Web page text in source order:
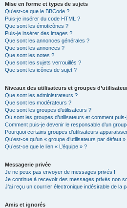
Mise en forme et types de sujets
Qu’est-ce que le BBCode ?
Puis-je insérer du code HTML ?
Que sont les émoticônes ?
Puis-je insérer des images ?
Que sont les annonces générales ?
Que sont les annonces ?
Que sont les notes ?
Que sont les sujets verrouillés ?
Que sont les icônes de sujet ?
Niveaux des utilisateurs et groupes
Que sont les administrateurs ?
Que sont les modérateurs ?
Que sont les groupes d’utilisateurs ?
Où sont les groupes d’utilisateurs et comment
Comment puis-je devenir le responsable d’un
Pourquoi certains groupes d’utilisateurs
Qu’est-ce qu’un « groupe d’utilisateurs par défaut »
Qu’est-ce que le lien « L’équipe » ?
Messagerie privée
Je ne peux pas envoyer de messages privés !
Je continue à recevoir des messages privés non
J’ai reçu un courrier électronique indésirable de la
Amis et ignorés